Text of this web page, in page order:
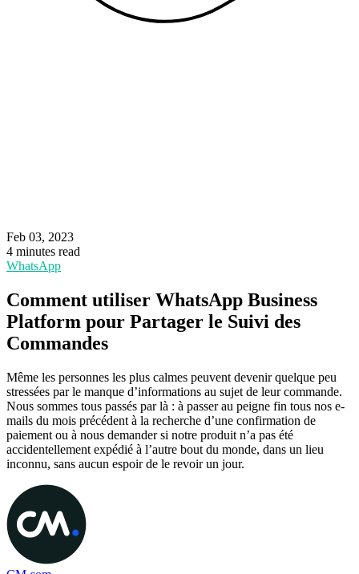
Feb 03, 2023
4 minutes read
WhatsApp
Comment utiliser WhatsApp Business
Platform pour Partager le Suivi des
Commandes
Même les personnes les plus calmes peuvent devenir quelque peu
stressées par le manque d’informations au sujet de leur commande.
Nous sommes tous passés par là : à passer au peigne fin tous nos e-
mails du mois précédent à la recherche d’une confirmation de
paiement ou à nous demander si notre produit n’a pas été
accidentellement expédié à l’autre bout du monde, dans un lieu
inconnu, sans aucun espoir de le revoir un jour.